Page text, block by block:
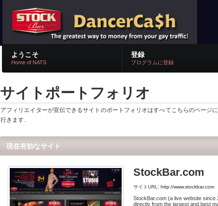
ようこそ
Home of NATS
登録
プログラムに登録
サイトポートフォリオ
アフィリエイターが宣伝できるサイトのポートフォリオはすべてこちらのペー
行きます.
現在有効なサイト
StockBar.com
サイトURL: http://www.stockbar.com
StockBar.com (a live website
directly from the largest and best